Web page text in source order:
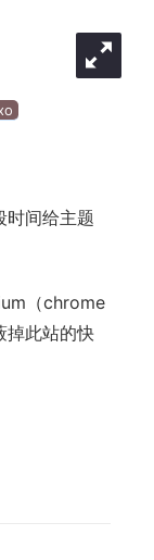
时间给主题
（chrome
掉此站的快